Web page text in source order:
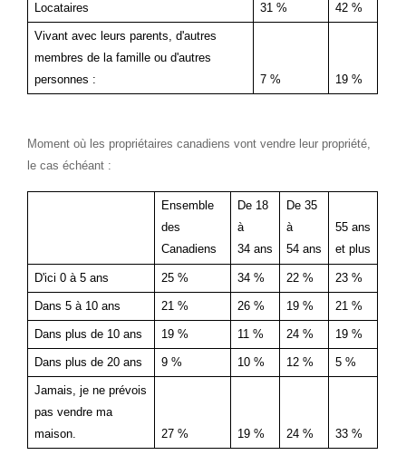
Locataires 31 % 42 %
Vivant avec leurs parents, d'autres
membres de la famille ou d'autres
personnes :
7 % 19 %
Moment où les propriétaires canadiens vont vendre leur propriété,
le cas échéant :
Ensemble
des
Canadiens
De 18
à
34 ans
De 35
à
54 ans
55 ans
et plus
D'ici 0 à 5 ans 25 % 34 % 22 % 23 %
Dans 5 à 10 ans 21 % 26 % 19 % 21 %
Dans plus de 10 ans 19 % 11 % 24 % 19 %
Dans plus de 20 ans 9 % 10 % 12 % 5 %
Jamais, je ne prévois
pas vendre ma
maison.
27 % 19 % 24 % 33 %